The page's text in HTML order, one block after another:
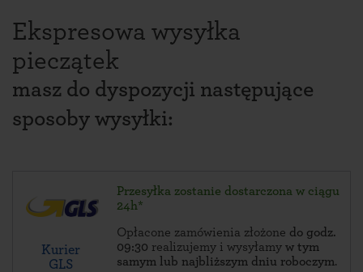
Ekspresowa wysyłka
pieczątek
masz do dyspozycji następujące
sposoby wysyłki:
Kurier
GLS
Przesyłka zostanie dostarczona w ciągu
24h*
Opłacone zamówienia złożone do godz.
09:30 realizujemy i wysyłamy w tym
samym lub najbliższym dniu roboczym.